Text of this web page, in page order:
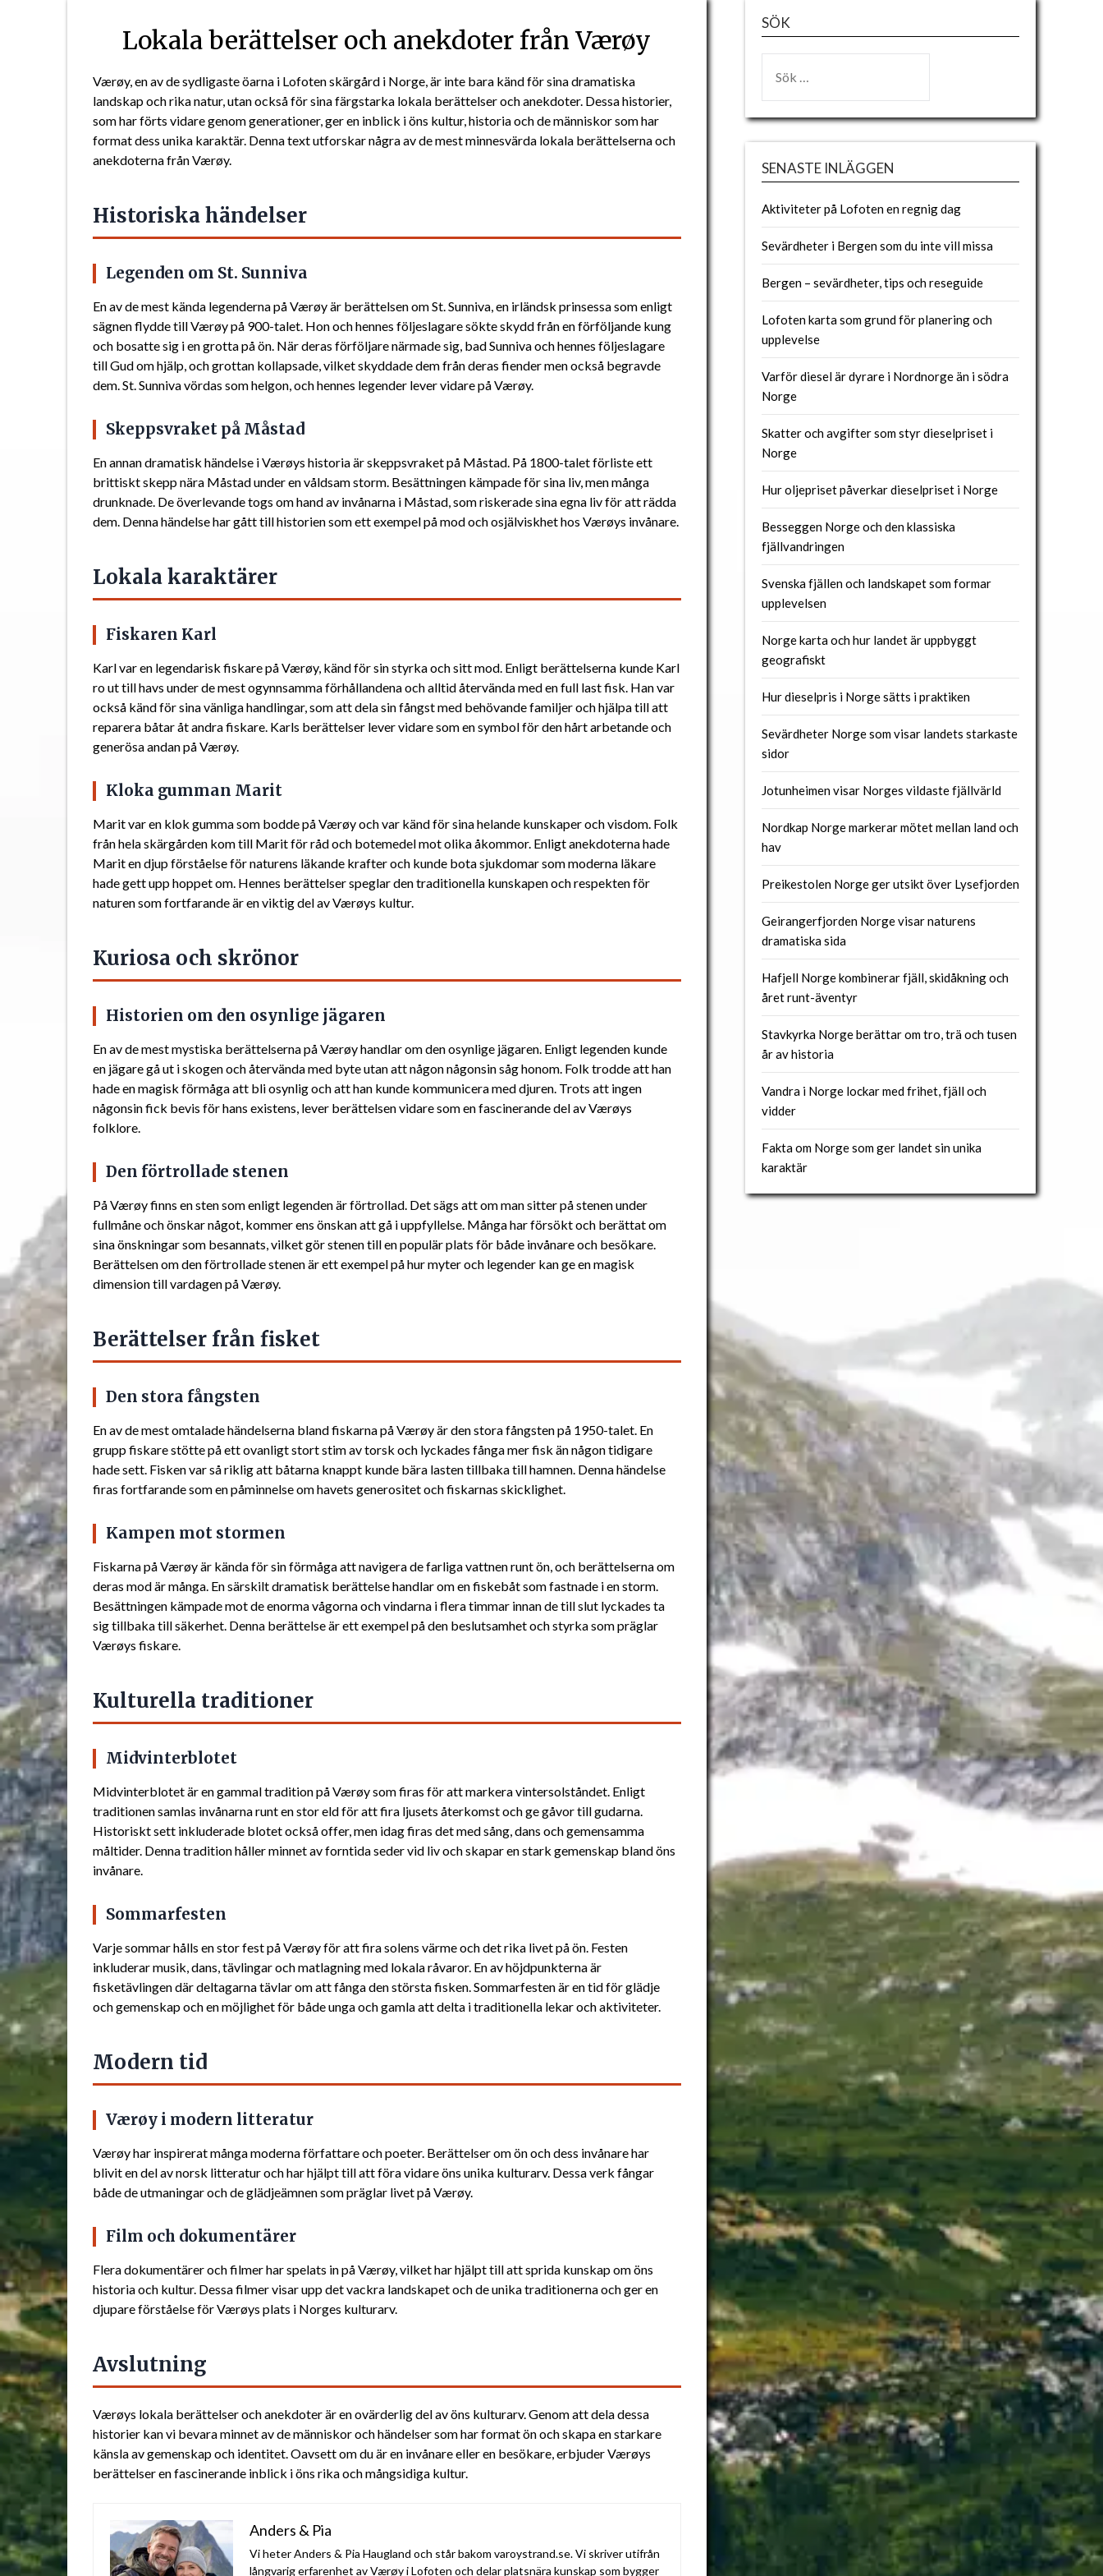
Lokala berättelser och anekdoter från Værøy
Værøy, en av de sydligaste öarna i Lofoten skärgård i Norge, är inte bara känd för sina dramatiska
landskap och rika natur, utan också för sina färgstarka lokala berättelser och anekdoter. Dessa historier,
som har förts vidare genom generationer, ger en inblick i öns kultur, historia och de människor som har
format dess unika karaktär. Denna text utforskar några av de mest minnesvärda lokala berättelserna och
anekdoterna från Værøy.
Historiska händelser
Legenden om St. Sunniva
En av de mest kända legenderna på Værøy är berättelsen om St. Sunniva, en irländsk prinsessa som enligt
sägnen flydde till Værøy på 900-talet. Hon och hennes följeslagare sökte skydd från en förföljande kung
och bosatte sig i en grotta på ön. När deras förföljare närmade sig, bad Sunniva och hennes följeslagare
till Gud om hjälp, och grottan kollapsade, vilket skyddade dem från deras fiender men också begravde
dem. St. Sunniva vördas som helgon, och hennes legender lever vidare på Værøy.
Skeppsvraket på Måstad
En annan dramatisk händelse i Værøys historia är skeppsvraket på Måstad. På 1800-talet förliste ett
brittiskt skepp nära Måstad under en våldsam storm. Besättningen kämpade för sina liv, men många
drunknade. De överlevande togs om hand av invånarna i Måstad, som riskerade sina egna liv för att rädda
dem. Denna händelse har gått till historien som ett exempel på mod och osjälviskhet hos Værøys invånare.
Lokala karaktärer
Fiskaren Karl
Karl var en legendarisk fiskare på Værøy, känd för sin styrka och sitt mod. Enligt berättelserna kunde Karl
ro ut till havs under de mest ogynnsamma förhållandena och alltid återvända med en full last fisk. Han var
också känd för sina vänliga handlingar, som att dela sin fångst med behövande familjer och hjälpa till att
reparera båtar åt andra fiskare. Karls berättelser lever vidare som en symbol för den hårt arbetande och
generösa andan på Værøy.
Kloka gumman Marit
Marit var en klok gumma som bodde på Værøy och var känd för sina helande kunskaper och visdom. Folk
från hela skärgården kom till Marit för råd och botemedel mot olika åkommor. Enligt anekdoterna hade
Marit en djup förståelse för naturens läkande krafter och kunde bota sjukdomar som moderna läkare
hade gett upp hoppet om. Hennes berättelser speglar den traditionella kunskapen och respekten för
naturen som fortfarande är en viktig del av Værøys kultur.
Kuriosa och skrönor
Historien om den osynlige jägaren
En av de mest mystiska berättelserna på Værøy handlar om den osynlige jägaren. Enligt legenden kunde
en jägare gå ut i skogen och återvända med byte utan att någon någonsin såg honom. Folk trodde att han
hade en magisk förmåga att bli osynlig och att han kunde kommunicera med djuren. Trots att ingen
någonsin fick bevis för hans existens, lever berättelsen vidare som en fascinerande del av Værøys
folklore.
Den förtrollade stenen
På Værøy finns en sten som enligt legenden är förtrollad. Det sägs att om man sitter på stenen under
fullmåne och önskar något, kommer ens önskan att gå i uppfyllelse. Många har försökt och berättat om
sina önskningar som besannats, vilket gör stenen till en populär plats för både invånare och besökare.
Berättelsen om den förtrollade stenen är ett exempel på hur myter och legender kan ge en magisk
dimension till vardagen på Værøy.
Berättelser från fisket
Den stora fångsten
En av de mest omtalade händelserna bland fiskarna på Værøy är den stora fångsten på 1950-talet. En
grupp fiskare stötte på ett ovanligt stort stim av torsk och lyckades fånga mer fisk än någon tidigare
hade sett. Fisken var så riklig att båtarna knappt kunde bära lasten tillbaka till hamnen. Denna händelse
firas fortfarande som en påminnelse om havets generositet och fiskarnas skicklighet.
Kampen mot stormen
Fiskarna på Værøy är kända för sin förmåga att navigera de farliga vattnen runt ön, och berättelserna om
deras mod är många. En särskilt dramatisk berättelse handlar om en fiskebåt som fastnade i en storm.
Besättningen kämpade mot de enorma vågorna och vindarna i flera timmar innan de till slut lyckades ta
sig tillbaka till säkerhet. Denna berättelse är ett exempel på den beslutsamhet och styrka som präglar
Værøys fiskare.
Kulturella traditioner
Midvinterblotet
Midvinterblotet är en gammal tradition på Værøy som firas för att markera vintersolståndet. Enligt
traditionen samlas invånarna runt en stor eld för att fira ljusets återkomst och ge gåvor till gudarna.
Historiskt sett inkluderade blotet också offer, men idag firas det med sång, dans och gemensamma
måltider. Denna tradition håller minnet av forntida seder vid liv och skapar en stark gemenskap bland öns
invånare.
Sommarfesten
Varje sommar hålls en stor fest på Værøy för att fira solens värme och det rika livet på ön. Festen
inkluderar musik, dans, tävlingar och matlagning med lokala råvaror. En av höjdpunkterna är
fisketävlingen där deltagarna tävlar om att fånga den största fisken. Sommarfesten är en tid för glädje
och gemenskap och en möjlighet för både unga och gamla att delta i traditionella lekar och aktiviteter.
Modern tid
Værøy i modern litteratur
Værøy har inspirerat många moderna författare och poeter. Berättelser om ön och dess invånare har
blivit en del av norsk litteratur och har hjälpt till att föra vidare öns unika kulturarv. Dessa verk fångar
både de utmaningar och de glädjeämnen som präglar livet på Værøy.
Film och dokumentärer
Flera dokumentärer och filmer har spelats in på Værøy, vilket har hjälpt till att sprida kunskap om öns
historia och kultur. Dessa filmer visar upp det vackra landskapet och de unika traditionerna och ger en
djupare förståelse för Værøys plats i Norges kulturarv.
Avslutning
Værøys lokala berättelser och anekdoter är en ovärderlig del av öns kulturarv. Genom att dela dessa
historier kan vi bevara minnet av de människor och händelser som har format ön och skapa en starkare
känsla av gemenskap och identitet. Oavsett om du är en invånare eller en besökare, erbjuder Værøys
berättelser en fascinerande inblick i öns rika och mångsidiga kultur.
Anders & Pia
Vi heter Anders & Pia Haugland och står bakom varoystrand.se. Vi skriver utifrån
långvarig erfarenhet av Værøy i Lofoten och delar platsnära kunskap som bygger
SÖK
SENASTE INLÄGGEN
Aktiviteter på Lofoten en regnig dag
Sevärdheter i Bergen som du inte vill missa
Bergen – sevärdheter, tips och reseguide
Lofoten karta som grund för planering och
upplevelse
Varför diesel är dyrare i Nordnorge än i södra
Norge
Skatter och avgifter som styr dieselpriset i
Norge
Hur oljepriset påverkar dieselpriset i Norge
Besseggen Norge och den klassiska
fjällvandringen
Svenska fjällen och landskapet som formar
upplevelsen
Norge karta och hur landet är uppbyggt
geografiskt
Hur dieselpris i Norge sätts i praktiken
Sevärdheter Norge som visar landets starkaste
sidor
Jotunheimen visar Norges vildaste fjällvärld
Nordkap Norge markerar mötet mellan land och
hav
Preikestolen Norge ger utsikt över Lysefjorden
Geirangerfjorden Norge visar naturens
dramatiska sida
Hafjell Norge kombinerar fjäll, skidåkning och
året runt-äventyr
Stavkyrka Norge berättar om tro, trä och tusen
år av historia
Vandra i Norge lockar med frihet, fjäll och
vidder
Fakta om Norge som ger landet sin unika
karaktär